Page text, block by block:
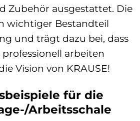
Zubehör ausgestattet. Die
wichtiger Bestandteil
und trägt dazu bei, dass
arbeiten
Vision von KRAUSE!
für die
Arbeitsschale